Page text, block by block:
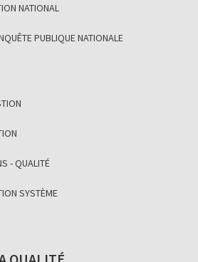
NATIONAL
PUBLIQUE NATIONALE
- QUALITÉ
SYSTÈME
QUALITÉ